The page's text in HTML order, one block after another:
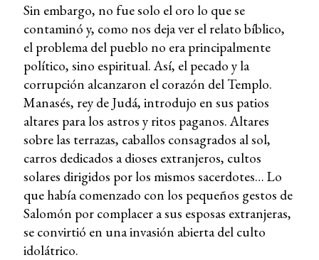
Sin embargo, no fue solo el oro lo que se
contaminó y, como nos deja ver el relato bíblico,
el problema del pueblo no era principalmente
político, sino espiritual. Así, el pecado y la
corrupción alcanzaron el corazón del Templo.
Manasés, rey de Judá, introdujo en sus patios
altares para los astros y ritos paganos. Altares
sobre las terrazas, caballos consagrados al sol,
carros dedicados a dioses extranjeros, cultos
solares dirigidos por los mismos sacerdotes… Lo
que había comenzado con los pequeños gestos de
Salomón por complacer a sus esposas extranjeras,
se convirtió en una invasión abierta del culto
idolátrico.